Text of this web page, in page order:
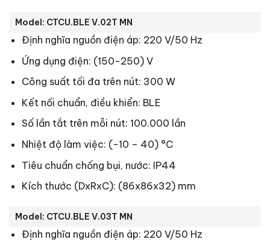
Model: CTCU.BLE V.02T MN
Định nghĩa nguồn điện áp: 220 V/50 Hz
Ứng dụng điện: (150-250) V
Công suất tối đa trên nút: 300 W
Kết nối chuẩn, điều khiển: BLE
Số lần tắt trên mỗi nút: 100.000 lần
Nhiệt độ làm việc: (-10 – 40) °C
Tiêu chuẩn chống bụi, nước: IP44
Kích thước (DxRxC): (86x86x32) mm
Model: CTCU.BLE V.03T MN
Định nghĩa nguồn điện áp: 220 V/50 Hz